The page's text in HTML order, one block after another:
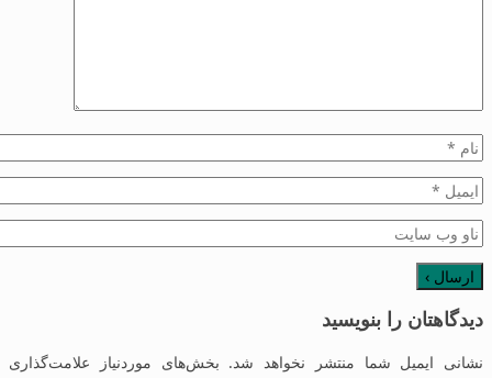
دیدگاهتان را بنویسید
نشانی ایمیل شما منتشر نخواهد شد. بخش‌های موردنیاز علامت‌گذاری